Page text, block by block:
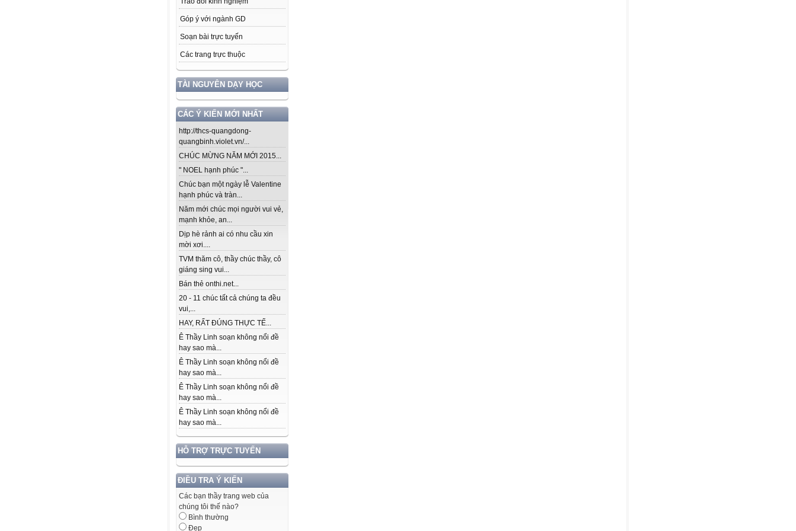
Góp ý với ngành GD
Soạn bài trực tuyến
Các trang trực thuộc
TÀI NGUYÊN DẠY HỌC
CÁC Ý KIẾN MỚI NHẤT
http://thcs-quangdong-
quangbinh.violet.vn/...
CHÚC MỪNG NĂM MỚI 2015...
" NOEL hạnh phúc "...
Chúc bạn một ngày lễ Valentine
hạnh phúc và tràn...
Năm mới chúc mọi người vui vẻ,
mạnh khỏe, an...
Dịp hè rảnh ai có nhu cầu xin
mời xơi....
TVM thăm cô, thầy chúc thầy, cô
giáng sing vui...
Bán thẻ onthi.net...
20 - 11 chúc tất cả chúng ta đều
vui,...
HAY, RẤT ĐÚNG THỰC TẾ...
Ê Thầy Linh soạn không nổi đề
hay sao mà...
Ê Thầy Linh soạn không nổi đề
hay sao mà...
Ê Thầy Linh soạn không nổi đề
hay sao mà...
Ê Thầy Linh soạn không nổi đề
hay sao mà...
HỖ TRỢ TRỰC TUYẾN
ĐIỀU TRA Ý KIẾN
Các bạn thầy trang web của
chúng tôi thế nào?
Bình thường
Đẹp